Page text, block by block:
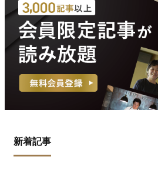
新着記事